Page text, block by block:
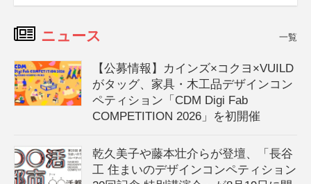
ニュース 一覧
【公募情報】カインズ×コクヨ×VUILD
がタッグ、家具・木工品デザインコン
ペティション「CDM Digi Fab
COMPETITION 2026」を初開催
乾久美子や藤本壮介らが登壇、「長谷
工 住まいのデザインコンペティション